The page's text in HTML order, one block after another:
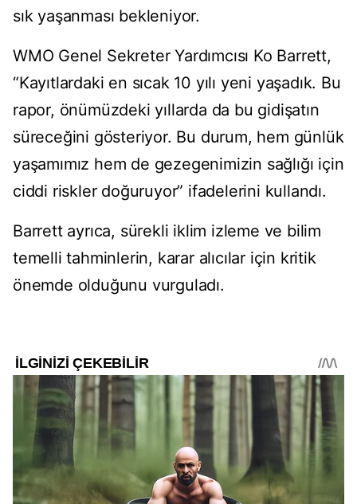
sık yaşanması bekleniyor.
WMO Genel Sekreter Yardımcısı Ko Barrett,
“Kayıtlardaki en sıcak 10 yılı yeni yaşadık. Bu
rapor, önümüzdeki yıllarda da bu gidişatın
süreceğini gösteriyor. Bu durum, hem günlük
yaşamımız hem de gezegenimizin sağlığı için
ciddi riskler doğuruyor” ifadelerini kullandı.
Barrett ayrıca, sürekli iklim izleme ve bilim
temelli tahminlerin, karar alıcılar için kritik
önemde olduğunu vurguladı.